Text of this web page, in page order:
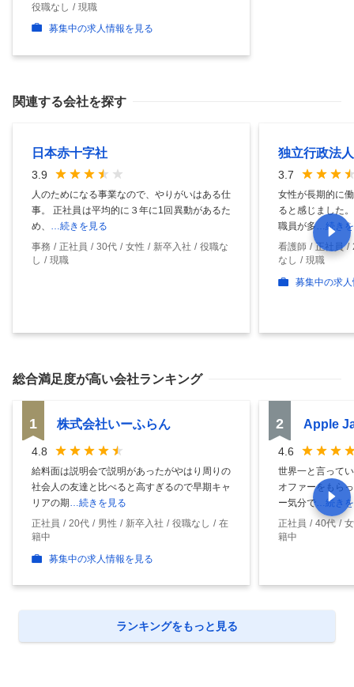
役職なし
現職
募集中の求人情報を見る
関連する会社を探す
日本赤十字社
3.9
人のためになる事業なので、やりがいはある仕
事。 正社員は平均的に３年に1回異動があるた
め、
…続きを見る
事務
正社員 30代 女性 新卒入社
役職な
し
現職
独立行政法
3.7
女性が長期的に
ると感じました
職員が多…続き
看護師
正社員
なし
現職
募集中の求
総合満足度が高い会社ランキング
1 株式会社いーふらん
4.8
給料面は説明会で説明があったがやはり周りの
社会人の友達と比べると高すぎるので早期キャ
リアの期…続きを見る
正社員
20代 男性 新卒入社 役職なし
在
籍中
募集中の求人情報を見る
2 Apple
4.6
世界一と言って
オファーをもら
ー気分で…続き
正社員
40代
籍中
ランキングをもっと見る